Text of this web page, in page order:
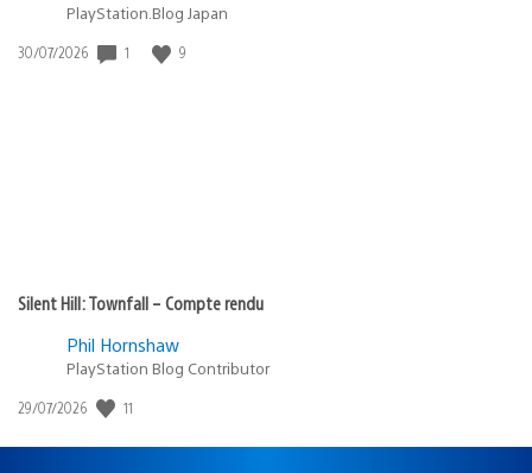
PlayStation.Blog Japan
Date
30/07/2026 1 9
Silent Hill: Townfall – Compte rendu
Phil Hornshaw
PlayStation Blog Contributor
Date
publication
29/07/2026 11